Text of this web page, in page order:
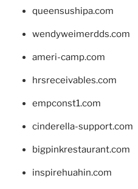
queensushipa.com
wendyweimerdds.com
ameri-camp.com
hrsreceivables.com
empconst1.com
cinderella-support.com
bigpinkrestaurant.com
inspirehuahin.com